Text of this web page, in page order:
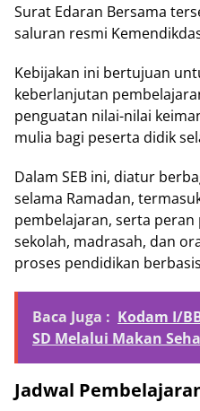
Surat Edaran Bersama
saluran resmi
Kebijakan ini bertujuan
keberlanjutan
penguatan nilai-nilai
mulia bagi peserta didik
Dalam SEB ini, diatur
selama Ramadan,
pembelajaran, serta
sekolah, madrasah, dan
proses pendidikan
Baca Juga : Kodam I/
SD Melalui Makan
Jadwal